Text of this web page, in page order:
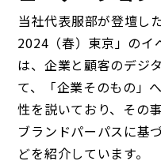
当社代表服部が登壇し
2024（春）東京」のイ
は、企業と顧客のデジ
て、「企業そのもの」
性を説いており、その
ブランドパーパスに基
どを紹介しています。